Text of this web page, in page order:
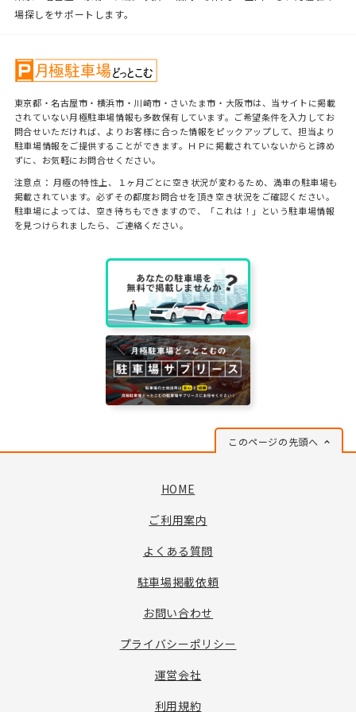
場探しをサポートします。
東京都・名古屋市・横浜市・川崎市・さいたま市・大阪市は、当サイトに掲載
されていない月極駐車場情報も多数保有しています。ご希望条件を入力してお
問合せいただければ、よりお客様に合った情報をピックアップして、担当より
駐車場情報をご提供することができます。ＨＰに掲載されていないからと諦め
ずに、お気軽にお問合せください。
注意点： 月極の特性上、１ヶ月ごとに空き状況が変わるため、満車の駐車場も
掲載されています。必ずその都度お問合せを頂き空き状況をご確認ください。
駐車場によっては、空き待ちもできますので、「これは！」という駐車場情報
を見つけられましたら、ご連絡ください。
このページの先頭へ
HOME
ご利用案内
よくある質問
駐車場掲載依頼
お問い合わせ
プライバシーポリシー
運営会社
利用規約